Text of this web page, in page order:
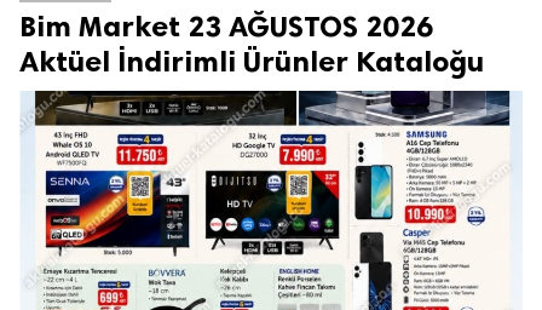
Bim Market 23 AĞUSTOS 2026
Aktüel İndirimli Ürünler Kataloğu